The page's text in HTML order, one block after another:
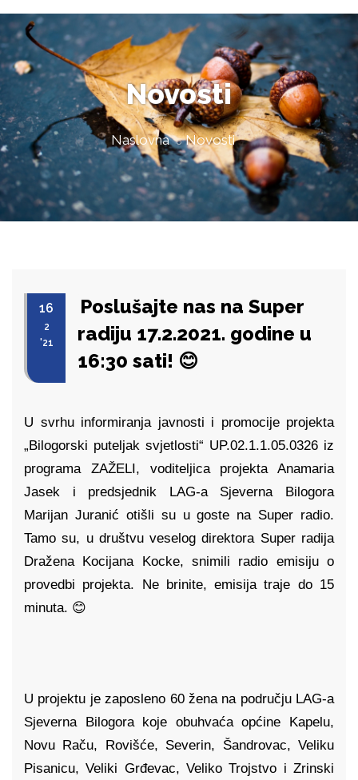
Novosti
Naslovna Novosti
16
2
'21
Poslušajte nas na Super
radiju 17.2.2021. godine u
16:30 sati! 😊
U svrhu informiranja javnosti i promocije projekta
„Bilogorski puteljak svjetlosti“ UP.02.1.1.05.0326 iz
programa ZAŽELI, voditeljica projekta Anamaria
Jasek i predsjednik LAG-a Sjeverna Bilogora
Marijan Juranić otišli su u goste na Super radio.
Tamo su, u društvu veselog direktora Super radija
Dražena Kocijana Kocke, snimili radio emisiju o
provedbi projekta. Ne brinite, emisija traje do 15
minuta. 😊
U projektu je zaposleno 60 žena na području LAG-a
Sjeverna Bilogora koje obuhvaća općine Kapelu,
Novu Raču, Rovišće, Severin, Šandrovac, Veliku
Pisanicu, Veliki Grđevac, Veliko Trojstvo i Zrinski